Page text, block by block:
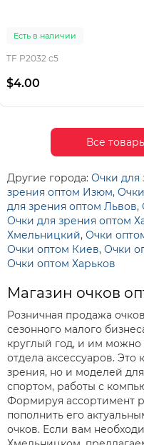
Есть в наличии
TF P2032 c5
$4.00
Все
Другие города: Очки для
зрения оптом Изюм,
для зрения оптом Львов,
Очки для зрения оптом
Хмельницкий, Очки
Очки оптом Киев, Очки
Очки оптом Харьков
Магазин очков
Розничная продажа
сезонного малого
круглый год, и им можно
отдела аксессуаров. Это
зрения, но и моделей
спортом, работы с
Формируя ассортимент
пополнить его
очков. Если вам